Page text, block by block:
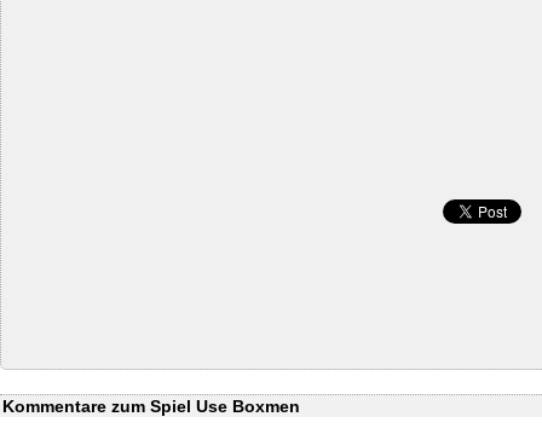
Kommentare zum Spiel Use Boxmen